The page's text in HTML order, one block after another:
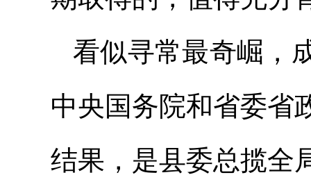
看似寻常最奇崛，
中央国务院和省委省
结果，是县委总揽全